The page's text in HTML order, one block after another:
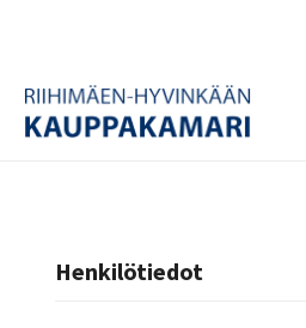
Henkilötiedot